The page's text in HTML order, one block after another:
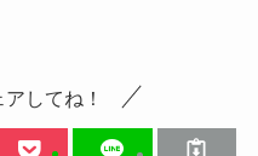
してね！